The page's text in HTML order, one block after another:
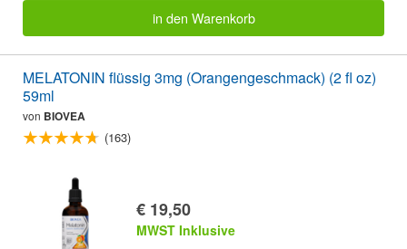
in den Warenkorb
MELATONIN flüssig 3mg (Orangengeschmack) (2 fl oz)
59ml
von BIOVEA
(163)
€ 19,50
MWST Inklusive